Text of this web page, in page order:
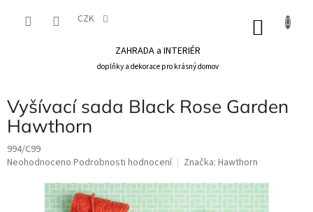
CZK
ZAHRADA a INTERIÉR
doplňky a dekorace pro krásný domov
Vyšívací sada Black Rose Garden
Hawthorn
994/C99
Průměrné
Neohodnoceno Podrobnosti hodnocení Značka: Hawthorn